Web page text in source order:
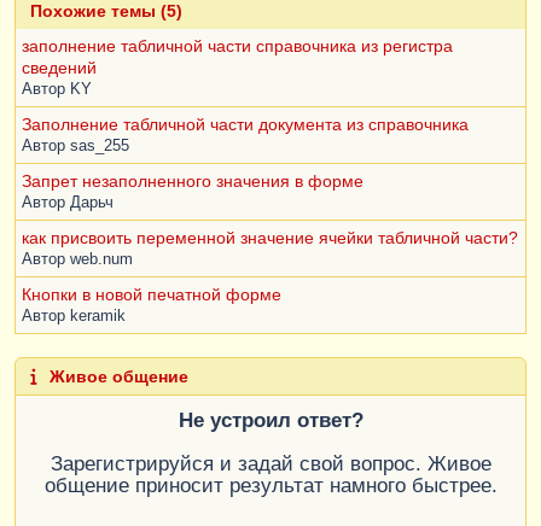
Похожие темы (5)
заполнение табличной части справочника из регистра
сведений
Автор KY
Заполнение табличной части документа из справочника
Автор sas_255
Запрет незаполненного значения в форме
Автор Дарьч
как присвоить переменной значение ячейки табличной части?
Автор web.num
Кнопки в новой печатной форме
Автор keramik
Живое общение
Не устроил ответ?
Зарегистрируйся и задай свой вопрос. Живое
общение приносит результат намного быстрее.